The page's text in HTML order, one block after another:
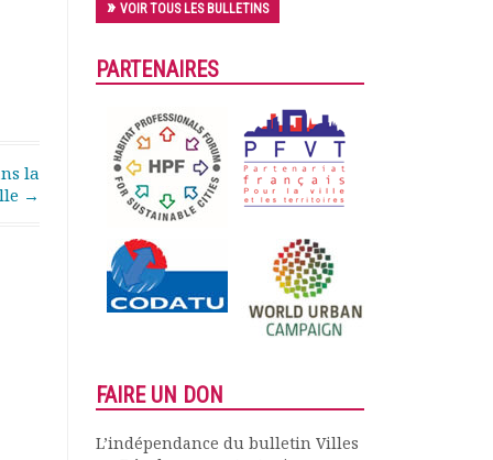
la
→
VOIR TOUS LES BULLETINS
PARTENAIRES
FAIRE UN DON
L’indépendance du bulletin Villes